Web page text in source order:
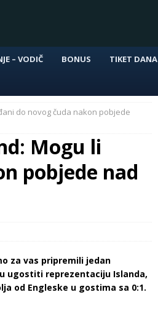
– VODIČ BONUS TIKET DANA
do novog čuda nakon pobjede
Mogu li
pobjede nad
za vas pripremili jedan
ugostiti reprezentaciju Islanda,
od Engleske u gostima sa 0:1.